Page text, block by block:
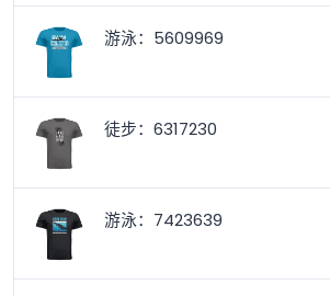
游泳：5609969
徒步：6317230
游泳：7423639